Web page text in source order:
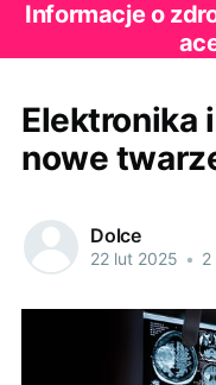
Informacje o
Elektronika
nowe
Dolce
22 lut 2025 • 2